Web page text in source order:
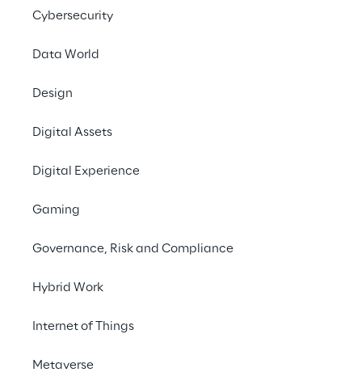
Cybersecurity
Data World
Design
Digital Assets
Digital Experience
Gaming
Governance, Risk and Compliance
Hybrid Work
Internet of Things
Metaverse
#3D platform
Imaginez une expérience
clients, où la technologie
holographique occupe le
permettant de
personnaliser les